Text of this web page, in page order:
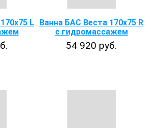
L
Ванна БАС Веста 170x75 R
с гидромассажем
54 920 руб.